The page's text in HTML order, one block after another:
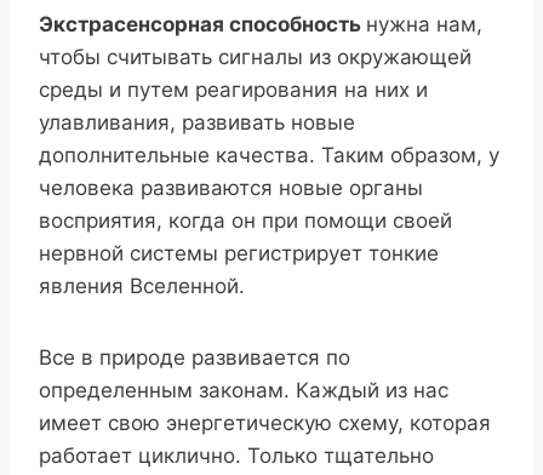
Экстрасенсорная способность нужна нам,
чтобы считывать сигналы из окружающей
среды и путем реагирования на них и
улавливания, развивать новые
дополнительные качества. Таким образом, у
человека развиваются новые органы
восприятия, когда он при помощи своей
нервной системы регистрирует тонкие
явления Вселенной.
Все в природе развивается по
определенным законам. Каждый из нас
имеет свою энергетическую схему, которая
работает циклично. Только тщательно